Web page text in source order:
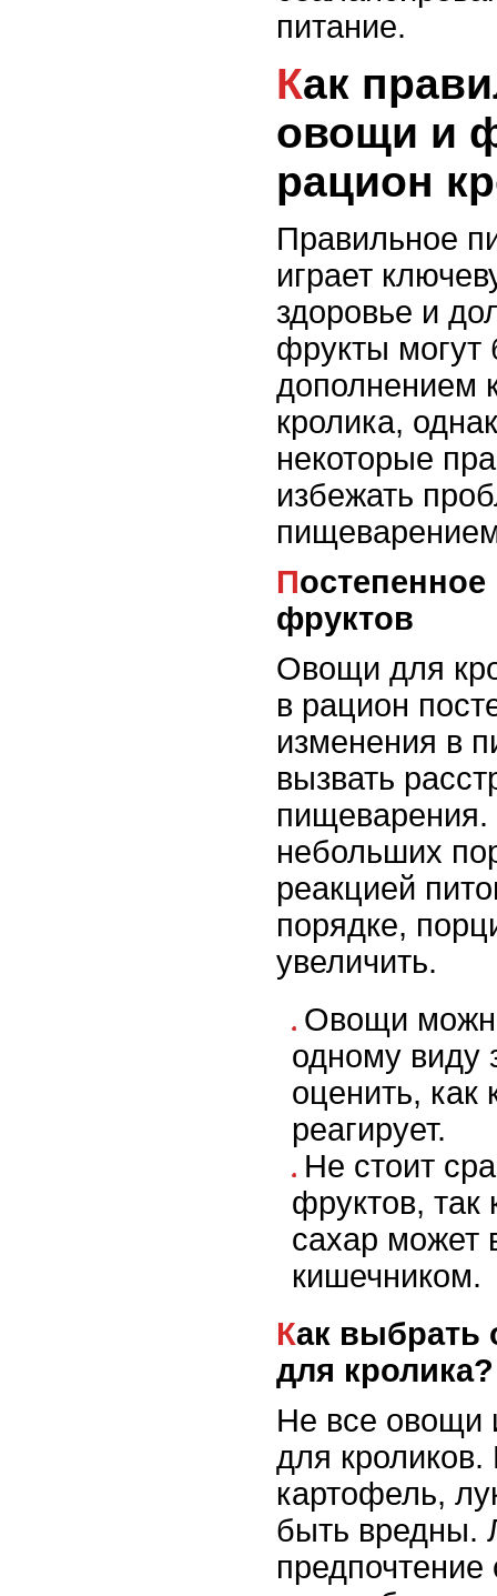
питание.
Как правильно вводить
овощи и
рацион
Правильное
играет
здоровье и
фрукты могут
дополнением
кролика,
некоторые
избежать
Постепенное введение овощей и
фруктов
Овощи для
в рацион
изменения в
вызвать
небольших
реакцией
порядке,
увеличить.
Овощи
одному виду
оценить, как
реагирует.
Не стоит
фруктов, так
сахар может
кишечником.
Как выбрать овощи и фрукты
для кролика?
Не все овощи
для
картофель,
быть вредны.